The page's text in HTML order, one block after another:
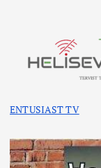
ENTUSIAST TV